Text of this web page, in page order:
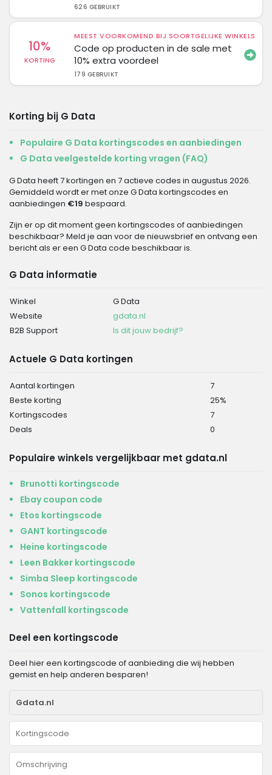
626 GEBRUIKT
10%
KORTING
MEEST VOORKOMEND BIJ SOORTGELIJKE WINKELS
Code op producten in de sale met
10% extra voordeel
179 GEBRUIKT
Korting bij G Data
Populaire G Data kortingscodes en aanbiedingen
G Data veelgestelde korting vragen (FAQ)
G Data heeft 7 kortingen en 7 actieve codes in augustus 2026.
Gemiddeld wordt er met onze G Data kortingscodes en
aanbiedingen €19 bespaard.
Zijn er op dit moment geen kortingscodes of aanbiedingen
beschikbaar? Meld je aan voor de nieuwsbrief en ontvang een
bericht als er een G Data code beschikbaar is.
G Data informatie
Winkel
G Data
Website
gdata.nl
B2B Support
Is dit jouw bedrijf?
Actuele G Data kortingen
Aantal kortingen
7
Beste korting
25%
Kortingscodes
7
Deals
0
Populaire winkels vergelijkbaar met gdata.nl
Brunotti kortingscode
Ebay coupon code
Etos kortingscode
GANT kortingscode
Heine kortingscode
Leen Bakker kortingscode
Simba Sleep kortingscode
Sonos kortingscode
Vattenfall kortingscode
Deel een kortingscode
Deel hier een kortingscode of aanbieding die wij hebben
gemist en help anderen besparen!